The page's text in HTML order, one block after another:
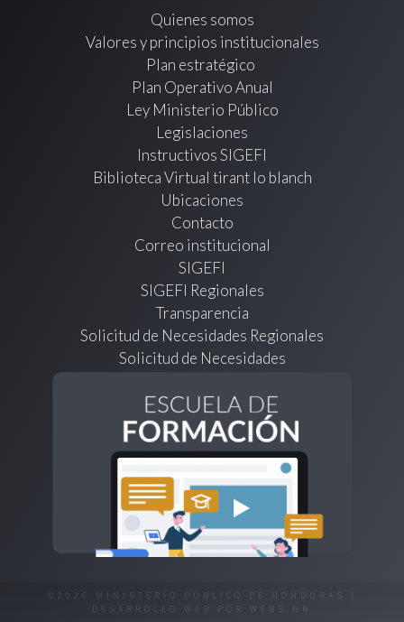
Quienes somos
Valores y principios institucionales
Plan estratégico
Plan Operativo Anual
Ley Ministerio Público
Legislaciones
Instructivos SIGEFI
Biblioteca Virtual tirant lo blanch
Ubicaciones
Contacto
Correo institucional
SIGEFI
SIGEFI Regionales
Transparencia
Solicitud de Necesidades Regionales
Solicitud de Necesidades
©2026 MINISTERIO PÚBLICO DE HONDURAS |
DESARROLLO WEB POR
WEBS.HN